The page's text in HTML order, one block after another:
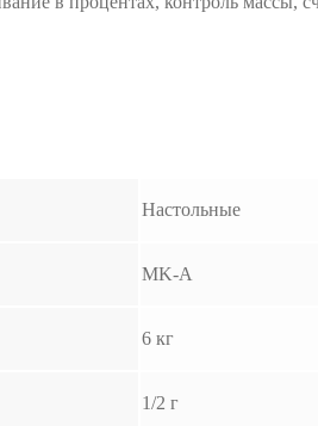
Настольные
MK-A
6 кг
1/2 г